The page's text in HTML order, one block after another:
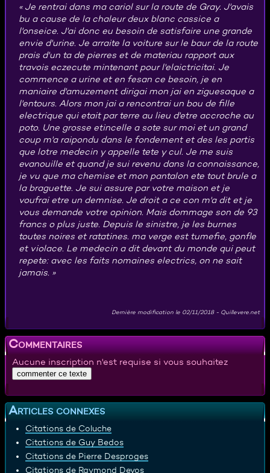
Je rentrai dans ma cariol sur la route de Gray. J'avais
bu a cause de la chaleur deux blanc cassice a
l'onseice. J'ai donc eu besoin de satisfaire une grande
envie d'urine. Je arraite la voiture sur le baur de la route
prais d'un ta de pierres et de materiau rapport aux
travois eczecute mintenant pour l'elaictricitai. Je
commence a urine et en fesan ce besoin, je en
maniaire d'amuzement dirigai mon jai en ziguesaque a
l'entours. Alors mon jai a rencontrai un bou de fille
electrique qui etait par terre au lieu d'etre accroche au
poto. Une grosse etincelle a sote sur moi et un grand
coup m'a raipondu dans le fondement et des les partis
que lotre medecin y appelle tete y cul. Je me suis
evanouille et quand je sui revenu dans la connaissance,
je vu que ma chemise et mon pantalon ete tout brule a
la braguette. Je sui assure par votre maison et je
voufrai etre un demnise. Je droit a ce con m'a dit et je
vous demande votre opinion. Mais dommage son de 93
francs o plus juste. Depuis le sinistre, je les burnes
toutes noires et ratatines. ma verge est tumefie, gonfle
et violace. Le medecin a dit devant du monde qui peut
repete: avec les faits nomaines electrics, on ne sait
jamais.
Dernière modification le 02/11/2018- Quillevere.net
Commentaires
Aucune inscription n'est requise si vous souhaitez
Articles connexes
Citations de Coluche
Citations de Guy Bedos
Citations de Pierre Desproges
Citations de Raymond Devos